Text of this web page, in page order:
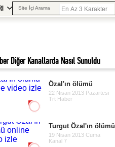
Site İçi Arama
Diğer Kanallarda Nasıl Sunuldu
Özal'ın ölümü
22 Nisan 2013 Pazartesi
Trt Haber
Turgut Özal'ın ölümü
19 Nisan 2013 Cuma
Kanal 7